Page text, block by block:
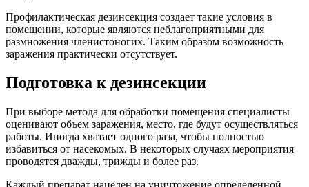
Профилактическая дезинсекция создает такие условия в
помещении, которые являются неблагоприятными для
размножения членистоногих. Таким образом возможность
заражения практически отсутствует.
Подготовка к дезинсекции
При выборе метода для обработки помещения специалисты
оценивают объем заражения, место, где будут осуществляться
работы. Иногда хватает одного раза, чтобы полностью
избавиться от насекомых. В некоторых случаях мероприятия
проводятся дважды, трижды и более раз.